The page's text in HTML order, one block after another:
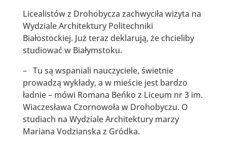
Licealistów z Drohobycza zachwyciła wizyta na
Wydziale Architektury Politechniki
Białostockiej. Już teraz deklarują, że chcieliby
studiować w Białymstoku.
– Tu są wspaniali nauczyciele, świetnie
prowadzą wykłady, a w mieście jest bardzo
ładnie – mówi Romana Beńko z Liceum nr 3 im.
Wiaczesława Czornowoła w Drohobyczu. O
studiach na Wydziale Architektury marzy
Mariana Vodzianska z Gródka.